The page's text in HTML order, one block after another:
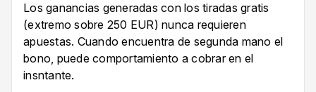
Los ganancias generadas con los tiradas gratis
(extremo sobre 250 EUR) nunca requieren
apuestas. Cuando encuentra de segunda mano el
bono, puede comportamiento a cobrar en el
insntante.